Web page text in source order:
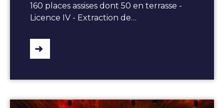
160 places assises dont 50 en terrasse -
Licence IV - Extraction de…